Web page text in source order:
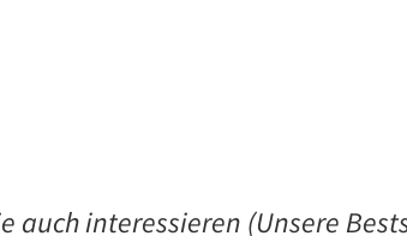
auch interessieren (Unsere